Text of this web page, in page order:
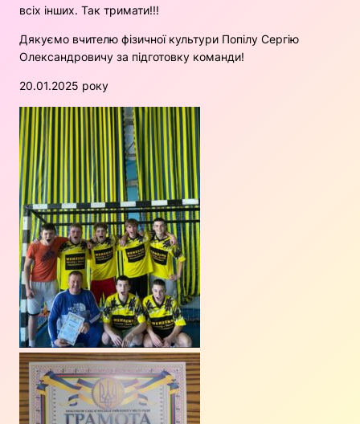
всіх інших. Так тримати!!!
Дякуємо вчителю фізичної культури Попілу Сергію
Олександровичу за підготовку команди!
20.01.2025 року